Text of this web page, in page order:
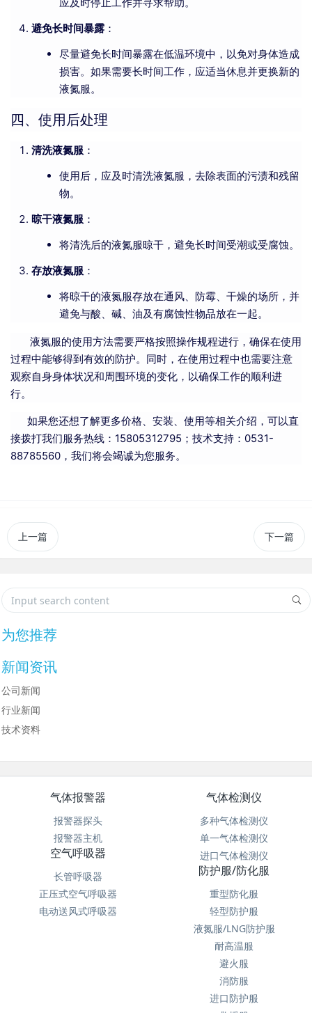
避免长时间暴露 ：
尽量避免长时间暴露在低温环境中，以免对身体造成
损害。如果需要长时间工作，应适当休息并更换新的
液氮服。
四、使用后处理
清洗液氮服 ：
使用后，应及时清洗液氮服，去除表面的污渍和残留
物。
晾干液氮服 ：
将清洗后的液氮服晾干，避免长时间受潮或受腐蚀。
存放液氮服 ：
将晾干的液氮服存放在通风、防霉、干燥的场所，并
避免与酸、碱、油及有腐蚀性物品放在一起。
液氮服的使用方法需要严格按照操作规程进行，确保在使用
过程中能够得到有效的防护。同时，在使用过程中也需要注意
观察自身身体状况和周围环境的变化，以确保工作的顺利进
行。
如果您还想了解更多价格、安装、使用等相关介绍，可以直
接拨打我们服务热线：15805312795；技术支持：0531-
88785560，我们将会竭诚为您服务。
上一篇 下一篇
为您推荐
新闻资讯
公司新闻
行业新闻
技术资料
气体报警器
报警器探头
报警器主机
气体检测仪
多种气体检测仪
单一气体检测仪
进口气体检测仪
空气呼吸器
长管呼吸器
正压式空气呼吸器
电动送风式呼吸器
防护服/防化服
重型防化服
轻型防护服
液氮服/LNG防护服
耐高温服
避火服
消防服
进口防护服